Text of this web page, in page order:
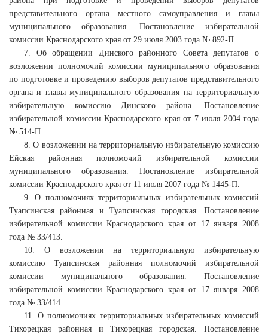
представительного органа местного самоуправления и главы
муниципального образования. Постановление избирательной
комиссии Краснодарского края от 29 июля 2003 года № 892-П.
7. Об обращении Динского районного Совета депутатов о
возложении полномочий комиссии муниципального образования
по подготовке и проведению выборов депутатов представительного
органа и главы муниципального образования на территориальную
избирательную комиссию Динского района. Постановление
избирательной комиссии Краснодарского края от 7 июля 2004 года
№ 514-П.
8. О возложении на территориальную избирательную комиссию
Ейская районная полномочий избирательной комиссии
муниципального образования. Постановление избирательной
комиссии Краснодарского края от 11 июля 2007 года № 1445-П.
9. О полномочиях территориальных избирательных комиссий
Туапсинская районная и Туапсинская городская. Постановление
избирательной комиссии Краснодарского края от 17 января 2008
года № 33/413.
10. О возложении на территориальную избирательную
комиссию Туапсинская районная полномочий избирательной
комиссии муниципального образования. Постановление
избирательной комиссии Краснодарского края от 17 января 2008
года № 33/414.
11. О полномочиях территориальных избирательных комиссий
Тихорецкая районная и Тихорецкая городская. Постановление